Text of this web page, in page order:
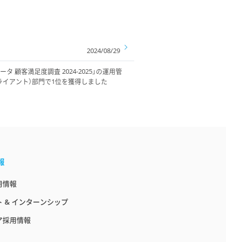
2024/08/29
タ 顧客満足度調査 2024-2025」の運用管
イアント）部門で1位を獲得しました
情報
& インターンシップ
採用情報